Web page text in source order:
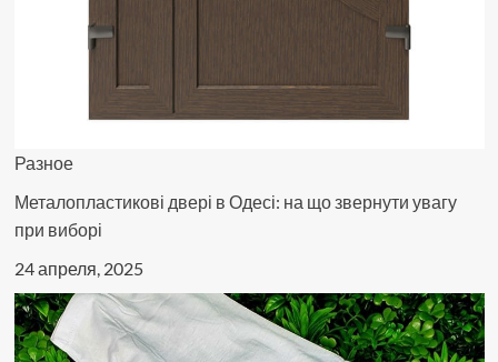
Разное
Металопластикові двері в Одесі: на що звернути увагу
при виборі
24 апреля, 2025